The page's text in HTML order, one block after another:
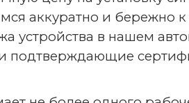
аккуратно и бережно
устройства в нашем
подтверждающие